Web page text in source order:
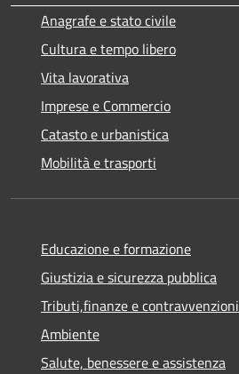
Anagrafe e stato civile
Cultura e tempo libero
Vita lavorativa
Imprese e Commercio
Catasto e urbanistica
Mobilità e trasporti
Educazione e formazione
Giustizia e sicurezza pubblica
Tributi,finanze e contravvenzioni
Ambiente
Salute, benessere e assistenza